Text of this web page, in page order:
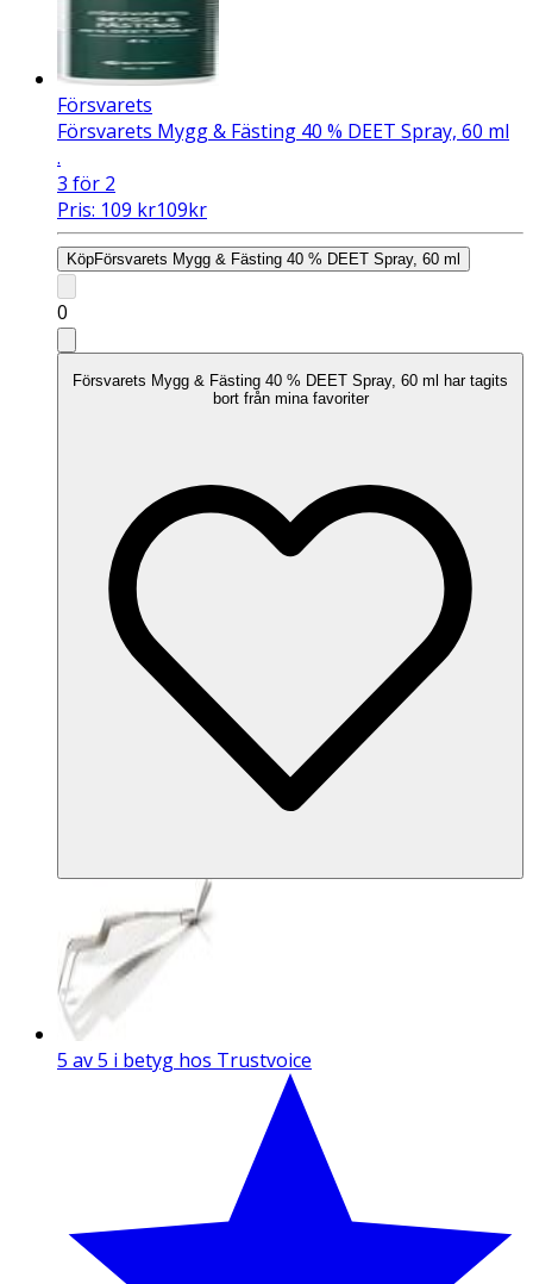
Försvarets
Försvarets Mygg & Fästing 40 % DEET Spray, 60 ml
.
3 för 2
Pris: 109 kr109kr
KöpFörsvarets Mygg & Fästing 40 % DEET Spray, 60 ml
0
Försvarets Mygg & Fästing 40 % DEET Spray, 60 ml har tagits
bort från mina favoriter
5 av 5 i betyg hos Trustvoice